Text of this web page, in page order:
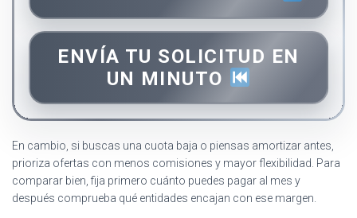
ENVÍA TU SOLICITUD EN
UN MINUTO
En cambio, si buscas una cuota baja o piensas amortizar antes,
prioriza ofertas con menos comisiones y mayor flexibilidad. Para
comparar bien, fija primero cuánto puedes pagar al mes y
después comprueba qué entidades encajan con ese margen.